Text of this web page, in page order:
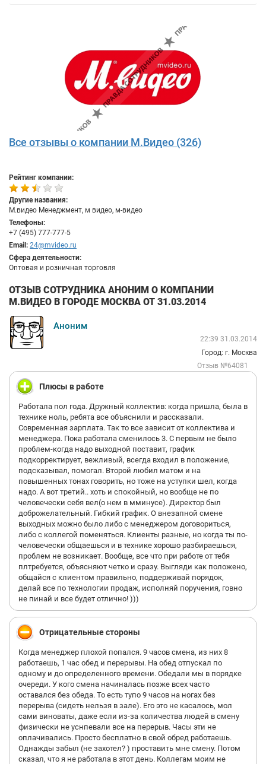
Все отзывы о компании М.Видео (326)
Рейтинг компании:
Другие названия:
М.видео Менеджмент, м видео, м-видео
Телефоны:
+7 (495) 777-777-5
Email: 24@mvideo.ru
Сфера деятельности:
Оптовая и розничная торговля
ОТЗЫВ СОТРУДНИКА АНОНИМ О КОМПАНИИ
М.ВИДЕО В ГОРОДЕ МОСКВА ОТ 31.03.2014
Аноним
22:39 31.03.2014
Город: г. Москва
Отзыв №64081
Плюсы в работе
Работала пол года. Дружный коллектив: когда пришла, была в
технике ноль, ребята все объяснили и рассказали.
Современная зарплата. Так то все зависит от коллектива и
менеджера. Пока работала сменилось 3. С первым не было
проблем-когда надо выходной поставит, график
подкорректирует, вежливый, всегда входил в положение,
подсказывал, помогал. Второй любил матом и на
повышенных тонах говорить, но тоже на уступки шел, когда
надо. А вот третий.. хоть и спокойный, но вообще не по
человечески себя вел(о нем в мминусе). Директор был
доброжелательный. Гибкий график. О внезапной смене
выходных можно было либо с менеджером договориться,
либо с коллегой поменяться. Клиенты разные, но когда ты по-
человечески общаешься и в технике хорошо разбираешься,
проблем не возникает. Вообще, все что при работе от тебя
плтребуется, объясняют четко и сразу. Выгляди как положено,
общайся с клиентом правильно, поддерживай порядок,
делай все по технологии продаж, исполняй поручения, говно
не пинай и все будет отлично! )))
Отрицательные стороны
Когда менеджер плохой попался. 9 часов смена, из них 8
работаешь, 1 час обед и перерывы. На обед отпускал по
одному и до определенного времени. Обедали мы в порядке
очереди. У кого смена начиналась позже всех часто
оставался без обеда. То есть тупо 9 часов на ногах без
перерыва (сидеть нельзя в зале). Его это не касалось, мол
сами виноваты, даже если из-за количества людей в смену
физически не уснпевали все на перерыв. Часы эти не
оплачивались. Просто бесплатно в свой обред работаешь.
Однажды забыл (не захотел? ) проставить мне смену. Потом
сказал, что я не работала в этот день. Коллегам моим не